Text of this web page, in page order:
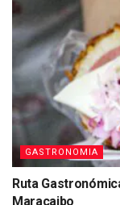
GASTRONOMIA
Ruta
Maracaibo